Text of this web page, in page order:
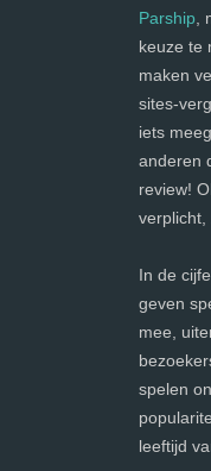
Parship
keuze te
maken
sites-
iets
anderen
review!
verplicht,
In de
geven
mee,
spelen
leeftijd